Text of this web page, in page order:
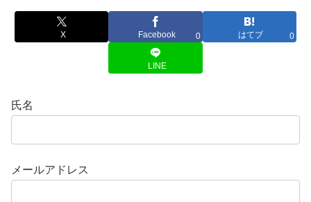
X Facebook 0 はてブ 0
LINE
氏名
メールアドレス